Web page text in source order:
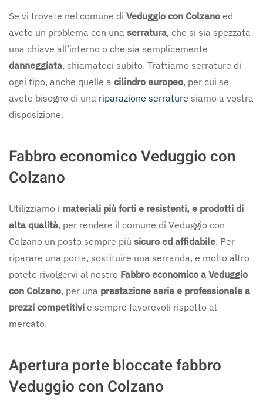
Se vi trovate nel comune di Veduggio con Colzano ed
avete un problema con una serratura, che si sia spezzata
una chiave all’interno o che sia semplicemente
danneggiata, chiamateci subito. Trattiamo serrature di
ogni tipo, anche quelle a cilindro europeo, per cui se
avete bisogno di una riparazione serrature siamo a vostra
disposizione.
Fabbro economico Veduggio con
Colzano
Utilizziamo i materiali più forti e resistenti, e prodotti di
alta qualità, per rendere il comune di Veduggio con
Colzano un posto sempre più sicuro ed affidabile. Per
riparare una porta, sostituire una serranda, e molto altro
potete rivolgervi al nostro Fabbro economico a Veduggio
con Colzano, per una prestazione seria e professionale a
prezzi competitivi e sempre favorevoli rispetto al
mercato.
Apertura porte bloccate fabbro
Veduggio con Colzano